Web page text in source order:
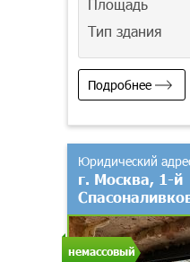
Площадь
Тип здания
Подробнее
немассовый
Юридический
г. Москва, 1-й